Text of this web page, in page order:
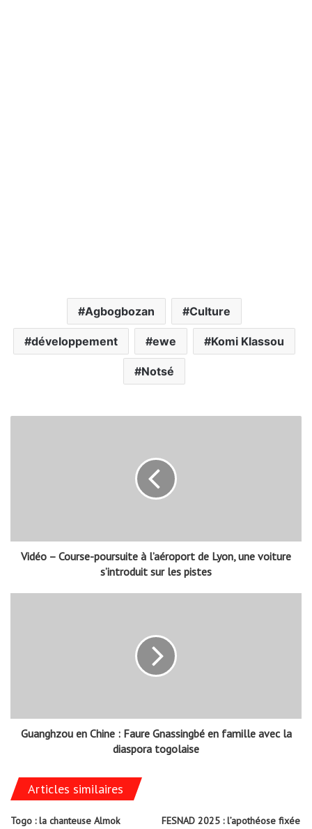
Agbogbozan Culture
développement ewe Komi Klassou
Notsé
Vidéo – Course-poursuite à l’aéroport de Lyon, une voiture
s’introduit sur les pistes
Guanghzou en Chine : Faure Gnassingbé en famille avec la
diaspora togolaise
Articles similaires
Togo : la chanteuse Almok
FESNAD 2025 : l’apothéose fixée